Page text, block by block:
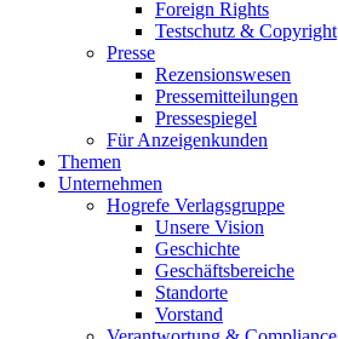
Foreign Rights
Testschutz & Copyright
Presse
Rezensionswesen
Pressemitteilungen
Pressespiegel
Für Anzeigenkunden
Themen
Unternehmen
Hogrefe Verlagsgruppe
Unsere Vision
Geschichte
Geschäftsbereiche
Standorte
Vorstand